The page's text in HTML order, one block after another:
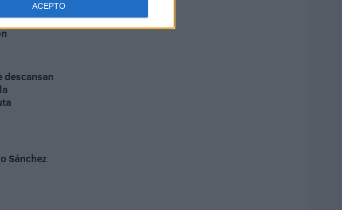
ACEPTO
cuerdas
al
descansan
Sánchez